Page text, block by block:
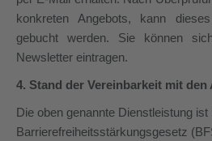
konkreten Angebots, kann
gebucht werden. Sie können
Newsletter eintragen.
4. Stand der Vereinbarkeit mit
Die oben genannte Dienstleistung ist
Barrierefreiheitsstärkungsgesetz